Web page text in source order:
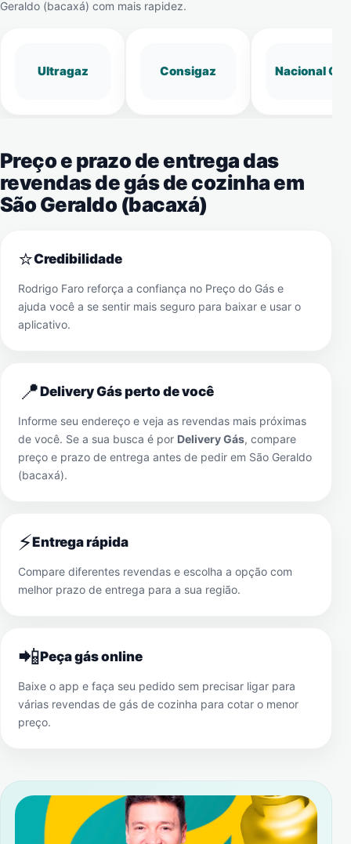
Geraldo (bacaxá) com mais rapidez.
Ultragaz Consigaz Nacional Gás
Preço e prazo de entrega das
revendas de gás de cozinha em
São Geraldo (bacaxá)
⭐Credibilidade
Rodrigo Faro reforça a confiança no Preço do Gás e
ajuda você a se sentir mais seguro para baixar e usar o
aplicativo.
📍Delivery Gás perto de você
Informe seu endereço e veja as revendas mais próximas
de você. Se a sua busca é por Delivery Gás, compare
preço e prazo de entrega antes de pedir em São Geraldo
(bacaxá).
⚡Entrega rápida
Compare diferentes revendas e escolha a opção com
melhor prazo de entrega para a sua região.
📲Peça gás online
Baixe o app e faça seu pedido sem precisar ligar para
várias revendas de gás de cozinha para cotar o menor
preço.